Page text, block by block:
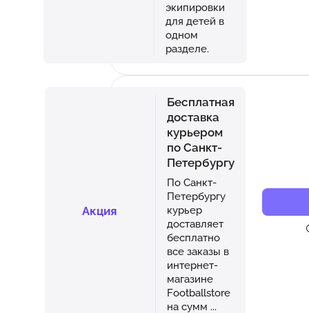
экипировки
для детей в
одном
разделе.
Акция
Бесплатная
доставка
курьером
по Санкт-
Петербургу
По Санкт-
Петербургу
курьер
доставляет
бесплатно
все заказы в
интернет-
магазине
Footballstore
на сумм ...